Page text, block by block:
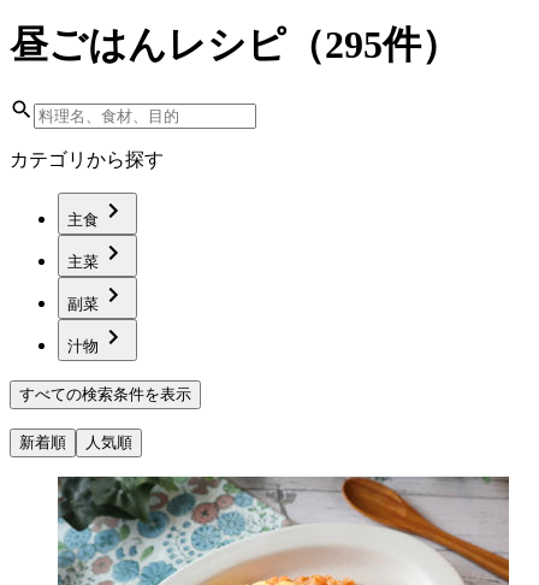
昼ごはんレシピ（295件）
カテゴリから探す
主食
主菜
副菜
汁物
すべての検索条件を表示
新着順 人気順